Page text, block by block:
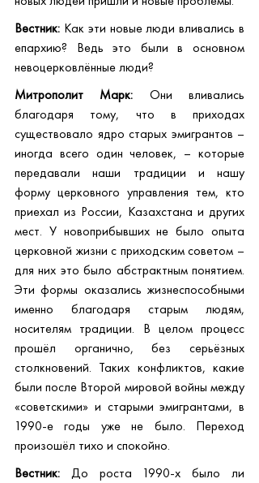
Вестник: Как эти новые люди вливались в
епархию? Ведь это были в основном
невоцерковлённые люди?
Митрополит Марк: Они вливались
благодаря тому, что в приходах
существовало ядро старых эмигрантов –
иногда всего один человек, – которые
передавали наши традиции и нашу
форму церковного управления тем, кто
приехал из России, Казахстана и других
мест. У новоприбывших не было опыта
церковной жизни с приходским советом –
для них это было абстрактным понятием.
Эти формы оказались жизнеспособными
именно благодаря старым людям,
носителям традиции. В целом процесс
прошёл органично, без серьёзных
столкновений. Таких конфликтов, какие
были после Второй мировой войны между
«советскими» и старыми эмигрантами, в
1990-е годы уже не было. Переход
произошёл тихо и спокойно.
Вестник: До роста 1990-х было ли